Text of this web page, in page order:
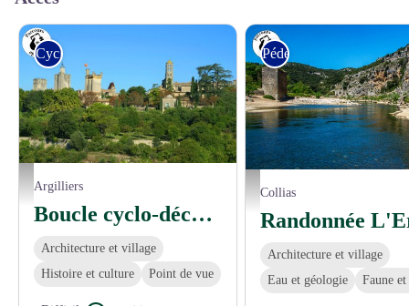
Le Duché d'Uzès - © Gard Tourisme
Cyclo
Argilliers
Boucle cyclo-découverte de l'Uzège Pont du Gard
Architecture et village
Histoire et culture
Point de vue
FFRandonnée Gard
Pédestre
Collias
Architecture et village
Eau et géologie
Faune